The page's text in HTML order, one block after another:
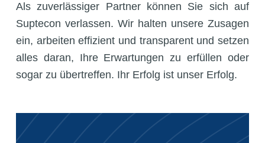
Als zuverlässiger Partner können Sie sich auf
Suptecon verlassen. Wir halten unsere Zusagen
ein, arbeiten effizient und transparent und setzen
alles daran, Ihre Erwartungen zu erfüllen oder
sogar zu übertreffen. Ihr Erfolg ist unser Erfolg.